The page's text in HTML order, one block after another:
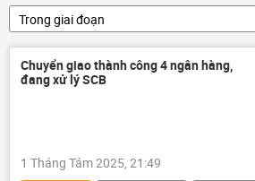
Trong giai đoạn
Chuyển giao thành công 4 ngân hàng,
đang xử lý SCB
1 Tháng Tám 2025, 21:49